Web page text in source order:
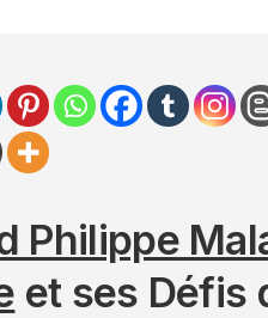
Philippe
et ses Défis